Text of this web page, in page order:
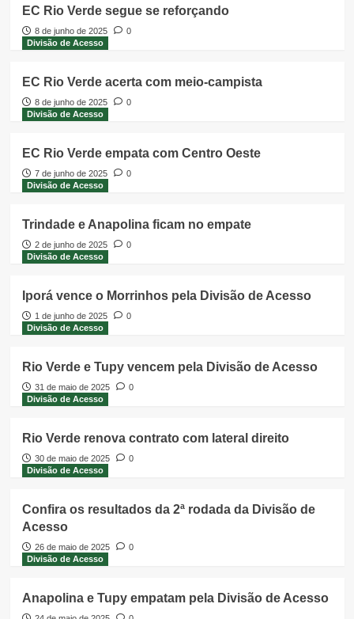
EC Rio Verde segue se reforçando
8 de junho de 2025
0
Divisão de Acesso
EC Rio Verde acerta com meio-campista
8 de junho de 2025
0
Divisão de Acesso
EC Rio Verde empata com Centro Oeste
7 de junho de 2025
0
Divisão de Acesso
Trindade e Anapolina ficam no empate
2 de junho de 2025
0
Divisão de Acesso
Iporá vence o Morrinhos pela Divisão de Acesso
1 de junho de 2025
0
Divisão de Acesso
Rio Verde e Tupy vencem pela Divisão de Acesso
31 de maio de 2025
0
Divisão de Acesso
Rio Verde renova contrato com lateral direito
30 de maio de 2025
0
Divisão de Acesso
Confira os resultados da 2ª rodada da Divisão de
Acesso
26 de maio de 2025
0
Divisão de Acesso
Anapolina e Tupy empatam pela Divisão de Acesso